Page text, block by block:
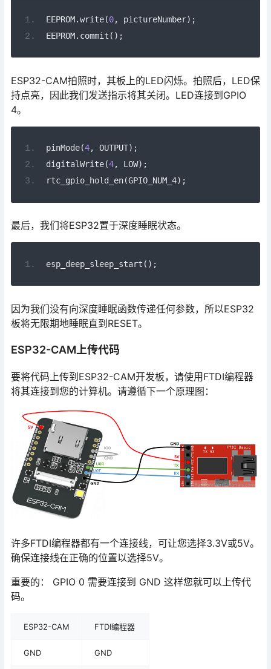
EEPROM.write(0, pictureNumber);
EEPROM. commit ();
ESP32-CAM拍照时，其板上的LED闪烁。拍照后，LED保
持点亮，因此我们发送指示将其关闭。LED连接到GPIO
4。
pinMode(4, OUTPUT);
digitalWrite(4, LOW);
rtc_gpio_hold_en(GPIO_NUM_4);
最后，我们将ESP32置于深度睡眠状态。
esp_deep_sleep_start ();
因为我们没有向深度睡眠函数传递任何参数，所以ESP32
板将无限期地睡眠直到RESET。
ESP32-CAM上传代码
要将代码上传到ESP32-CAM开发板，请使用FTDI编程器
将其连接到您的计算机。请遵循下一个原理图：
许多FTDI编程器都有一个连接线，可让您选择3.3V或5V。
确保连接线在正确的位置以选择5V。
重要的： GPIO 0 需要连接到 GND 这样您就可以上传代
码。
ESP32-CAM FTDI编程器
GND GND